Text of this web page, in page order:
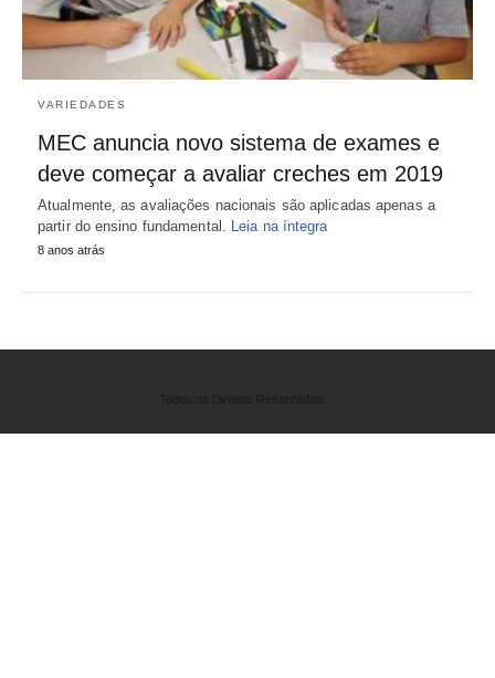
VARIEDADES
MEC anuncia novo sistema de exames e
deve começar a avaliar creches em 2019
Atualmente, as avaliações nacionais são aplicadas apenas a
partir do ensino fundamental. Leia na íntegra
8 anos atrás